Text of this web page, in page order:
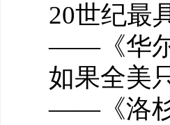
20世纪最
——《华尔
如果全美
——《洛杉